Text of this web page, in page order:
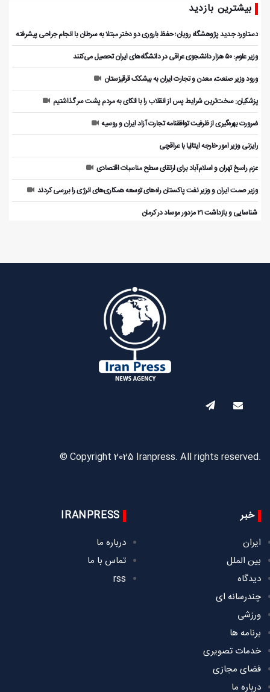
بیشترین بازدید
دستاورد جدید پژوهشگاه رویان؛ حفظ باروری دو دختر مبتلا به سرطان با انجام جراحی پیشرفته
وزیر علوم: ۵۰ هزار دانشجوی عراقی در دانشگاه‌های ایران تحصیل می‌کنند
ورود وزیر صنعت، معدن و تجارت ایران به بیشکک قرقیزستان
پزشکیان: سخت‌ترین شرایط پس از انقلاب را با اتکای به مردم پشت سر گذاشتیم
ضرورت بهره‌گیری از ظرفیت توافقنامه تجارت آزاد ایران و روسیه
رایزنی وزیر امور خارجه ایتالیا با عراقچی
عزم راسخ تهران و اسلام‌آباد برای ارتقای سطح مناسبات اقتصادی
وزیر صمت ایران و وزیر نفت پاکستان راه‌های توسعه همکاری‌های انرژی را بررسی کردند
️ شناسایی و بازداشت ۲۱ مزدور موساد در کرمان
© Copyright 2025 Iranpress. All rights reserved.
خبر
ایران
بین الملل
دیدگاه
چندرسانه ای
ورزشی
برنامه ها
خدمات تصویری
فضای مجازی
درباره ما
IRANPRESS
درباره ما
تماس با ما
rss